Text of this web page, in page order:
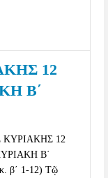
12
Β´
ΚΥΡΙΑΚΗΣ 12
Β´
β´ 1-12) Τῷ